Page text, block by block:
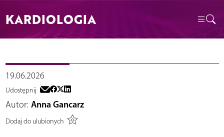
KARDIOLOGIA
19.06.2026
Udostępnij
Autor: Anna Gancarz
Dodaj do ulubionych